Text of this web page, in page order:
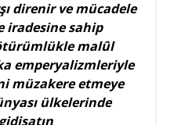
direnir ve mücadele
iradesine sahip
malûl
emperyalizmleriyle
müzakere etmeye
ülkelerinde